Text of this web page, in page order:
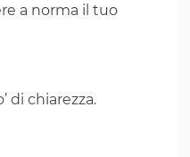
a norma il tuo
di chiarezza.